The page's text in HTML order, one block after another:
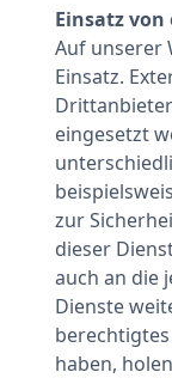
Einsatz
Auf unserer
Einsatz.
eingesetzt
zur
dieser
auch an die
Dienste
haben,